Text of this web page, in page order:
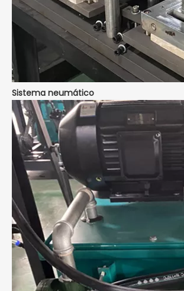
Sistema neumático